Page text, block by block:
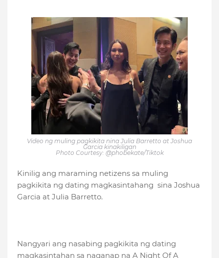
Video ng muling pagkikita nina Julia Barretto at Joshua
Garcia kinakiligan
Photo Courtesy: @phobekate/Tiktok
Kinilig ang maraming netizens sa muling
pagkikita ng dating magkasintahang sina Joshua
Garcia at Julia Barretto.
Nangyari ang nasabing pagkikita ng dating
magkasintahan sa naganap na A Night Of A